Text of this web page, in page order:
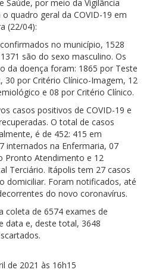
Saúde, por meio da Vigilância
quadro geral da COVID-19 em
(22/04):
no município, 1528
são do sexo masculino. Os
da doença foram: 1865 por Teste
30 por Critério Clínico-Imagem, 12
e 08 por Critério Clínico.
casos positivos de COVID-19 e
O total de casos
é de 452: 415 em
internados na Enfermaria, 07
Pronto Atendimento e 12
Terciário. Itápolis tem 27 casos
domiciliar. Foram notificados, até
do novo coronavírus.
coleta de 6574 exames de
data e, deste total, 3648
de 2021 às 16h15